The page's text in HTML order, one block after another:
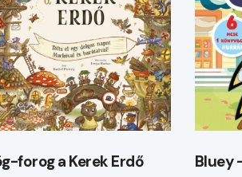
forog a Kerek Erdő Bluey